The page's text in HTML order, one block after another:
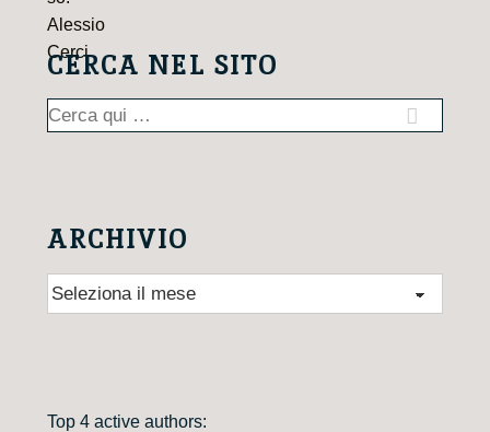
CERCA NEL SITO
Cerca:
ARCHIVIO
Archivio
Top 4 active authors: